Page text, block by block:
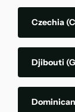
Czechia
Djibouti